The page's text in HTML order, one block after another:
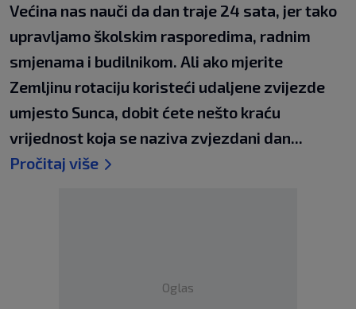
Većina nas nauči da dan traje 24 sata, jer tako
upravljamo školskim rasporedima, radnim
smjenama i budilnikom. Ali ako mjerite
Zemljinu rotaciju koristeći udaljene zvijezde
umjesto Sunca, dobit ćete nešto kraću
vrijednost koja se naziva zvjezdani dan...
Pročitaj više
Oglas